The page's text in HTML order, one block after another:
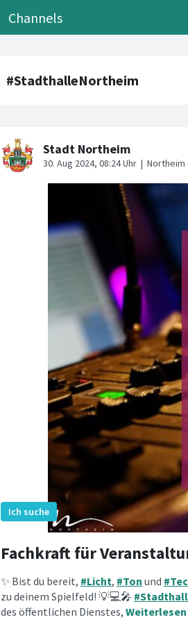
Channels
#StadthalleNortheim
Fachkraft für
✨ Bist du bereit, #Licht, #Ton und
zu deinem Spielfeld! 💡💻🎤
des öffentlichen Dienstes,